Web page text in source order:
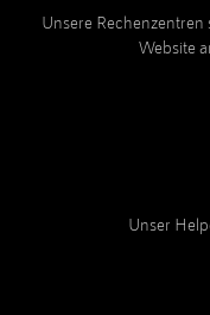
Unsere Rechenzentren
Website
Unser